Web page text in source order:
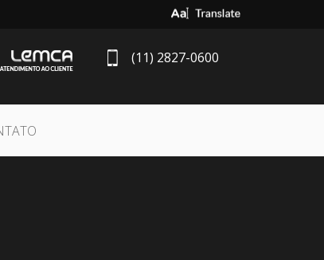
Select Language
(11) 2827-0600